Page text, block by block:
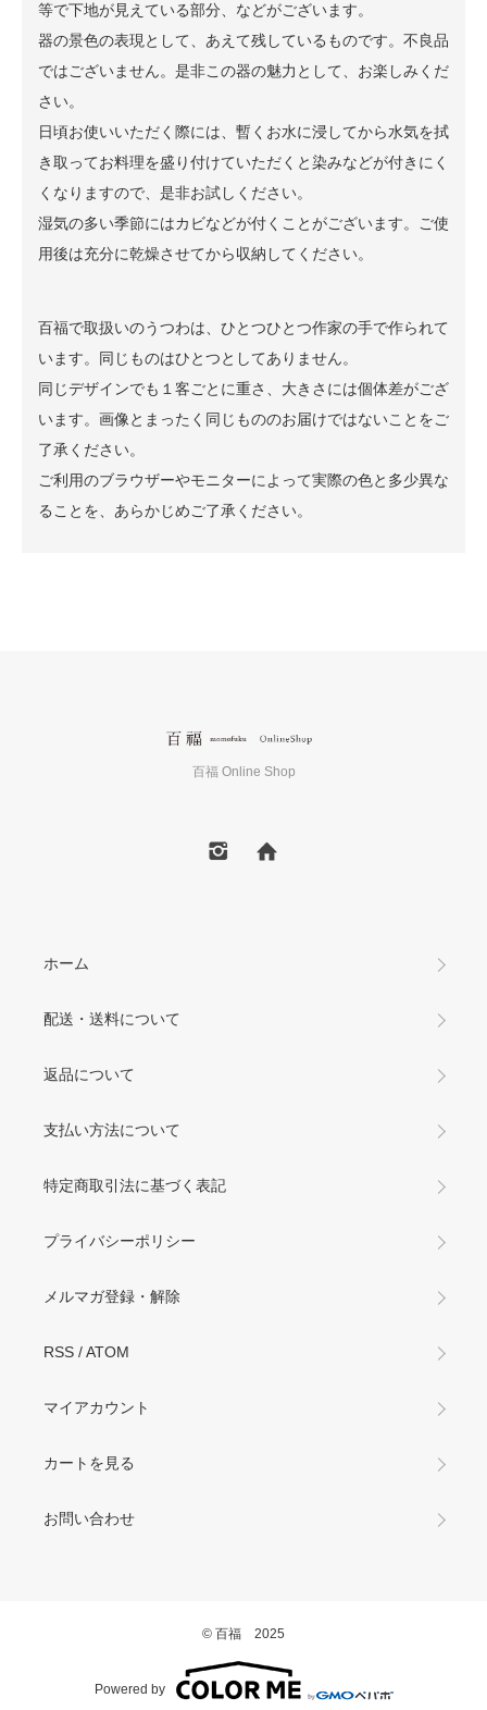
等で下地が見えている部分、などがございます。
器の景色の表現として、あえて残しているものです。不良品
ではございません。是非この器の魅力として、お楽しみくだ
さい。
日頃お使いいただく際には、暫くお水に浸してから水気を拭
き取ってお料理を盛り付けていただくと染みなどが付きにく
くなりますので、是非お試しください。
湿気の多い季節にはカビなどが付くことがございます。ご使
用後は充分に乾燥させてから収納してください。
百福で取扱いのうつわは、ひとつひとつ作家の手で作られて
います。同じものはひとつとしてありません。
同じデザインでも１客ごとに重さ、大きさには個体差がござ
います。画像とまったく同じもののお届けではないことをご
了承ください。
ご利用のブラウザーやモニターによって実際の色と多少異な
ることを、あらかじめご了承ください。
百福 Online Shop
ホーム
配送・送料について
返品について
支払い方法について
特定商取引法に基づく表記
プライバシーポリシー
メルマガ登録・解除
RSS /ATOM
マイアカウント
カートを見る
お問い合わせ
© 百福 2025
Powered by